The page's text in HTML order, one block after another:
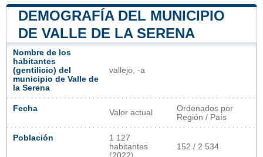
DEMOGRAFÍA DEL MUNICIPIO
DE VALLE DE LA SERENA
Nombre de los
habitantes
(gentilicio) del
municipio de Valle de
la Serena
vallejo, -a
Fecha Valor actual
Ordenados por
Región / País
Población
1 127
habitantes
152 / 2 534